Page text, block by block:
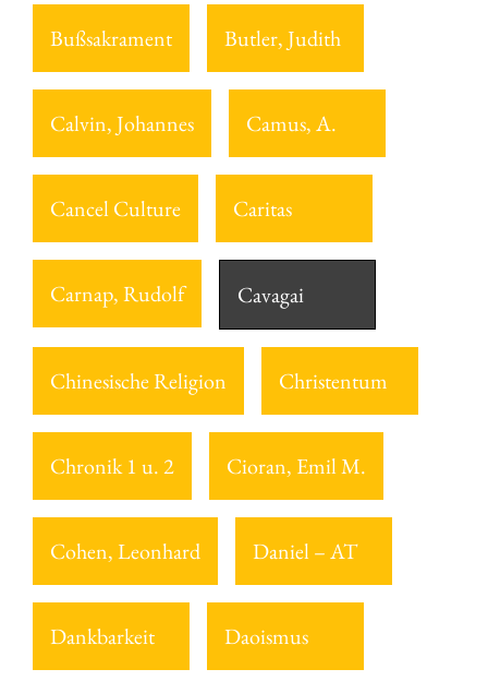
Bußsakrament Butler, Judith
Calvin, Johannes Camus, A.
Cancel Culture Caritas
Carnap, Rudolf Cavagai
Chinesische Religion Christentum
Chronik 1 u. 2 Cioran, Emil M.
Cohen, Leonhard Daniel – AT
Dankbarkeit Daoismus